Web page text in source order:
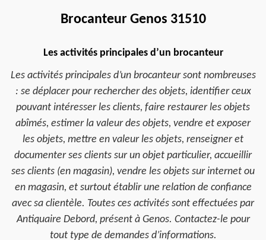
Brocanteur Genos 31510
Les activités principales d’un brocanteur
Les activités principales d’un brocanteur sont nombreuses
: se déplacer pour rechercher des objets, identifier ceux
pouvant intéresser les clients, faire restaurer les objets
abîmés, estimer la valeur des objets, vendre et exposer
les objets, mettre en valeur les objets, renseigner et
documenter ses clients sur un objet particulier, accueillir
ses clients (en magasin), vendre les objets sur internet ou
en magasin, et surtout établir une relation de confiance
avec sa clientèle. Toutes ces activités sont effectuées par
Antiquaire Debord, présent à Genos. Contactez-le pour
tout type de demandes d’informations.